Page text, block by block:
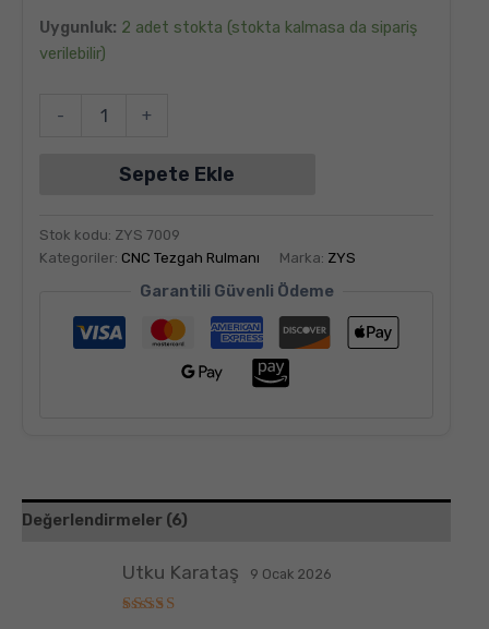
5.00
puan
aldı
Uygunluk: 2 adet stokta (stokta kalmasa da sipariş
verilebilir)
- +
Sepete Ekle
Stok kodu: ZYS 7009
Kategoriler: CNC Tezgah Rulmanı Marka: ZYS
Garantili Güvenli Ödeme
Değerlendirmeler (6)
Utku Karataş 9 Ocak 2026